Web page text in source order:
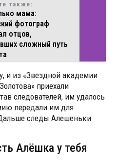
также:
мама:
фотограф
отцов,
сложный путь
и из «Звездной академии
приехали
следователей, им удалось
передали им для
следы Алешеньки
Алёшка у тебя